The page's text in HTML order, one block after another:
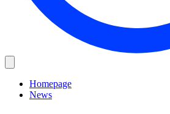
Homepage
News